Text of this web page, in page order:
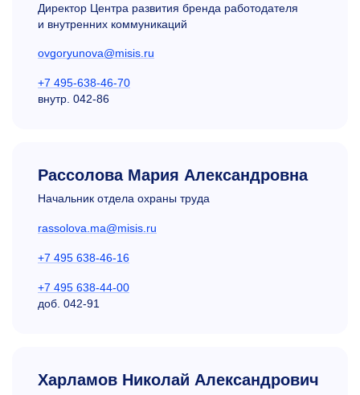
Директор Центра развития бренда работодателя
и внутренних коммуникаций
ovgoryunova@misis.ru
+7 495-638-46-70
внутр. 042-86
Рассолова Мария Александровна
Начальник отдела охраны труда
rassolova.ma@misis.ru
+7 495 638-46-16
+7 495 638-44-00
доб. 042-91
Харламов Николай Александрович